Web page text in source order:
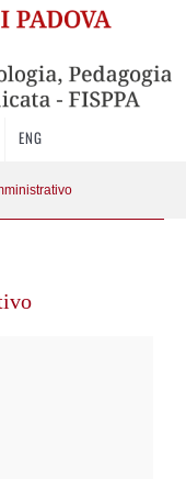
ENG